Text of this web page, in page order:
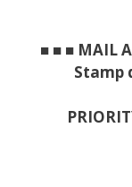
■ ■ ■ MAIL
Stamp